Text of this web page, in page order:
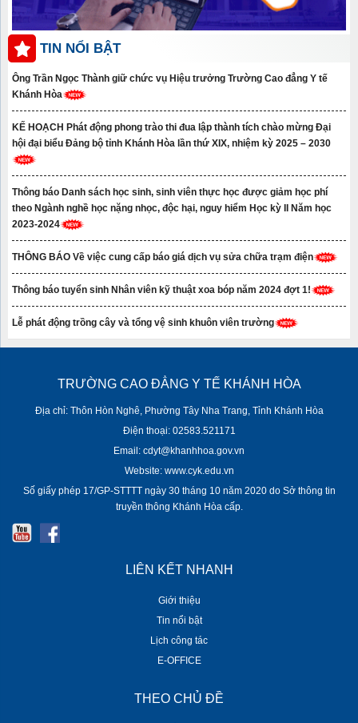
TIN NỔI BẬT
Ông Trần Ngọc Thành giữ chức vụ Hiệu trưởng Trường Cao đẳng Y tế
Khánh Hòa
KẾ HOẠCH Phát động phong trào thi đua lập thành tích chào mừng Đại
hội đại biểu Đảng bộ tỉnh Khánh Hòa lần thứ XIX, nhiệm kỳ 2025 – 2030
Thông báo Danh sách học sinh, sinh viên thực học được giảm học phí
theo Ngành nghề học nặng nhọc, độc hại, nguy hiểm Học kỳ II Năm học
2023-2024
THÔNG BÁO Về việc cung cấp báo giá dịch vụ sửa chữa trạm điện
Thông báo tuyển sinh Nhân viên kỹ thuật xoa bóp năm 2024 đợt 1!
Lễ phát động trồng cây và tổng vệ sinh khuôn viên trường
TRƯỜNG CAO ĐẲNG Y TẾ KHÁNH HÒA
Địa chỉ: Thôn Hòn Nghê, Phường Tây Nha Trang, Tỉnh Khánh Hòa
Điện thoại: 02583.521171
Email: cdyt@khanhhoa.gov.vn
Website: www.cyk.edu.vn
Số giấy phép 17/GP-STTTT ngày 30 tháng 10 năm 2020 do Sở thông tin
truyền thông Khánh Hòa cấp.
LIÊN KẾT NHANH
Giới thiệu
Tin nổi bật
Lịch công tác
E-OFFICE
THEO CHỦ ĐỀ